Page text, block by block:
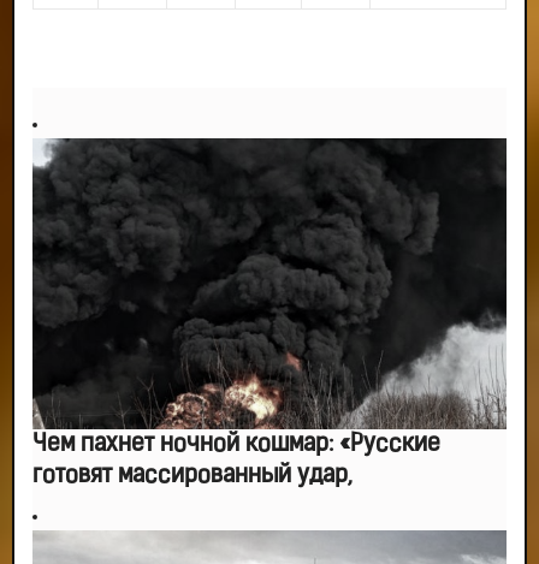
Чем пахнет ночной кошмар: «Русские
готовят массированный удар,